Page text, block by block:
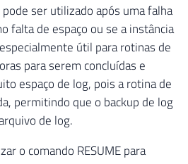
pode ser utilizado após uma falha
falta de espaço ou se a instância
útil para rotinas de
para serem concluídas e
espaço de log, pois a rotina de
permitindo que o backup de log
de log.
o comando RESUME para